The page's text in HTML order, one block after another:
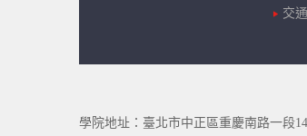
交
學院地址：臺北市中正區重慶南路一段